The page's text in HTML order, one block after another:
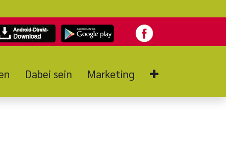
Dabei sein Marketing